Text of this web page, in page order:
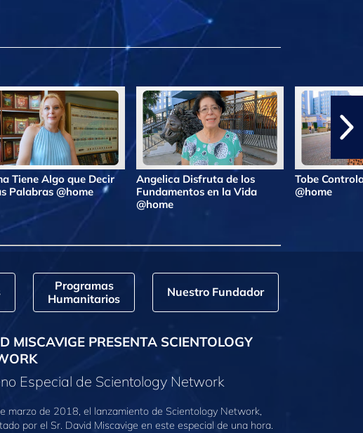
Tiene Algo que Decir
Palabras @home
Angelica Disfruta de los
Fundamentos en la Vida
@home
Tobe
@home
Programas
Humanitarios
Nuestro Fundador
MISCAVIGE PRESENTA SCIENTOLOGY
Especial de Scientology Network
marzo de 2018, el lanzamiento de Scientology Network,
por el Sr. David Miscavige en este especial de una hora.